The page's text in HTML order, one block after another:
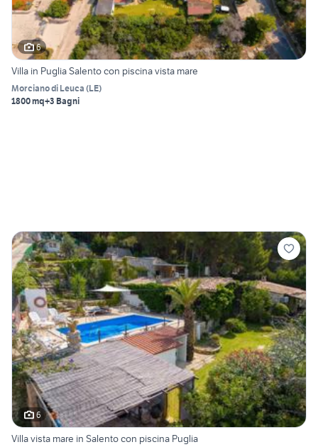
6
Villa in Puglia Salento con piscina vista mare
Morciano di Leuca (LE)
1800 mq+3 Bagni
6
Villa vista mare in Salento con piscina Puglia